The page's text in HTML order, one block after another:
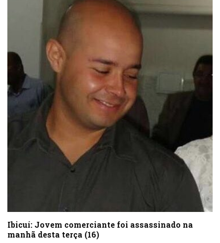
Ibicuí: Jovem comerciante foi assassinado na
manhã desta terça (16)